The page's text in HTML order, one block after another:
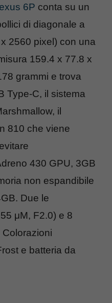
6P conta su un
di diagonale a
2560 pixel) con una
159.4 x 77.8 x
grammi e trova
Type-C, il sistema
il
810 che viene
430 GPU, 3GB
non espandibile
Due le
μM, F2.0) e 8
e batteria da